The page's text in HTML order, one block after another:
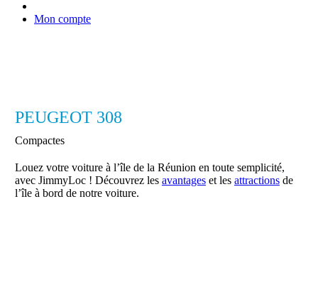
Mon compte
PEUGEOT 308
Compactes
Louez votre voiture à l’île de la Réunion en toute semplicité,
avec JimmyLoc ! Découvrez les avantageset les attractionsde
l’île à bord de notre voiture.